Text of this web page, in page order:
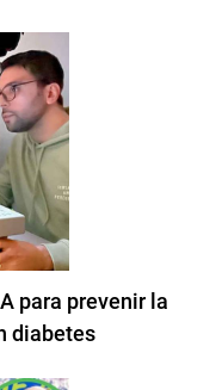
para prevenir la
diabetes